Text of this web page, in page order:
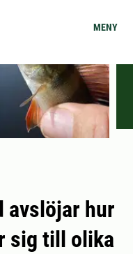
MENY
avslöjar hur
sig till olika